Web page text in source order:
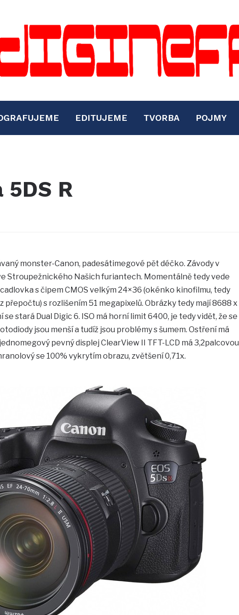
EDITUJEME TVORBA POJMY
5DS R
monster-Canon, padesátimegové pět déčko. Závody v
Stroupežnického Našich furiantech. Momentálně tedy vede
s čipem CMOS velkým 24×36 (okénko kinofilmu, tedy
přepočtu) s rozlišením 51 megapixelů. Obrázky tedy mají 8688 x
se stará Dual Digic 6. ISO má horní limit 6400, je tedy vidět, že se
jsou menší a tudíž jsou problémy s šumem. Ostření má
pevný displej ClearView II TFT-LCD má 3,2palcovou
se 100% vykrytím obrazu, zvětšení 0,71x.